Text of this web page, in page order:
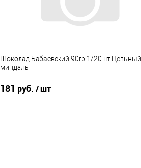
Шоколад Бабаевский 90гр 1/20шт Цельный
миндаль
181 руб. / шт